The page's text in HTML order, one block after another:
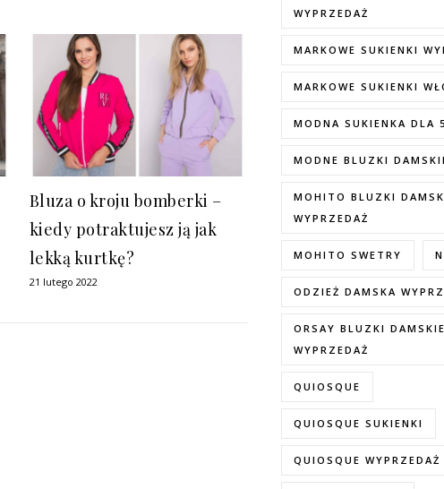
Bluza o kroju bomberki –
kiedy potraktujesz ją jak
lekką kurtkę?
21 lutego 2022
WYPRZEDAŻ
MARKOWE SUKIENKI
MARKOWE SUKIENKI
MODNA SUKIENKA DLA
MODNE BLUZKI
MOHITO BLUZKI
WYPRZEDAŻ
MOHITO SWETRY
ODZIEŻ DAMSKA
ORSAY BLUZKI DAMSKIE
WYPRZEDAŻ
QUIOSQUE
QUIOSQUE SUKIENKI
QUIOSQUE WYPRZEDAŻ